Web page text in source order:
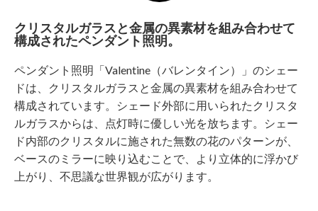
クリスタルガラスと金属の異素材を組み合わせて
構成されたペンダント照明。
ペンダント照明「Valentine（バレンタイン）」のシェー
ドは、クリスタルガラスと金属の異素材を組み合わせて
構成されています。シェード外部に用いられたクリスタ
ルガラスからは、点灯時に優しい光を放ちます。シェー
ド内部のクリスタルに施された無数の花のパターンが、
ベースのミラーに映り込むことで、より立体的に浮かび
上がり、不思議な世界観が広がります。